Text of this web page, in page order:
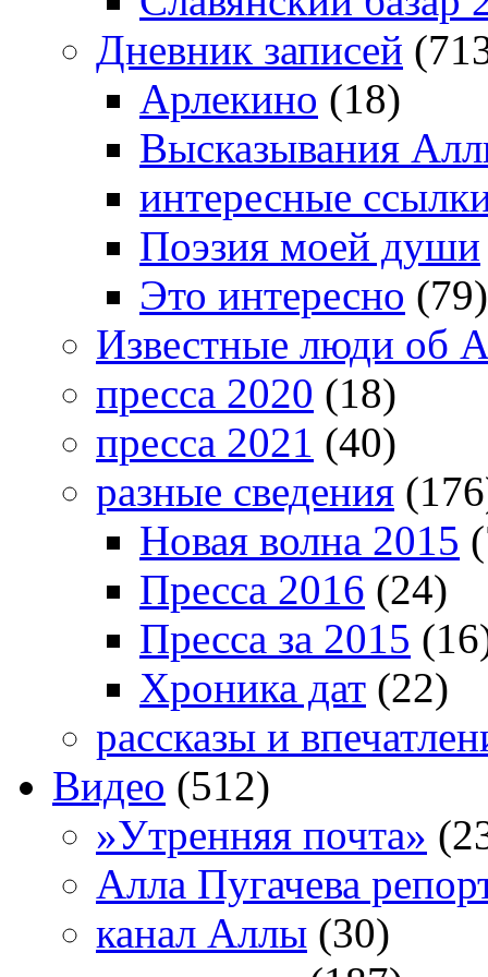
Дневник записей
Арлекино (18)
Высказывания
интересные
Поэзия моей души
Это интересно (79)
Известные люди об
пресса 2020 (18)
пресса 2021 (40)
разные сведения
Новая волна 2015
Пресса 2016 (24)
Пресса за 2015
Хроника дат (22)
рассказы и
Видео (512)
»Утренняя почта»
Алла Пугачева
канал Аллы (30)